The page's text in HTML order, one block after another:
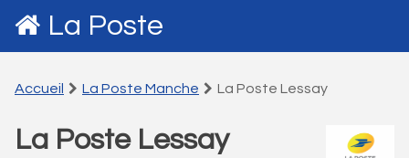
La Poste
Accueil La Poste Manche La Poste Lessay
La Poste Lessay